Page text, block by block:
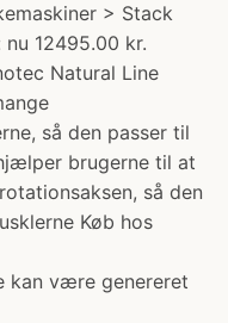
> Stack
12495.00 kr.
Natural Line
så den passer til
brugerne til at
så den
Køb hos
kan være genereret